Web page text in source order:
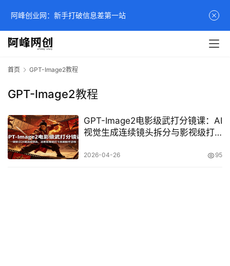
首页 GPT-Image2教程
GPT-Image2教程
GPT-Image2电影级武打分镜课：AI
视觉生成连续镜头拆分与影视级打
2026-04-26 95
阿峰创业网：新手打破信息差第一站